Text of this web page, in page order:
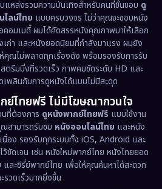
ดี (94)
(1,513)
(17)
(61)
(227)
(36)
แหล่งรวมความบันเทิงสำหรับคนที่ชื่นชอบ ดู
ไลน์ไทย แบบครบวงจร ไม่ว่าคุณจะชอบหนัง
อมเมดี้ ผมได้คัดสรรหนังคุณภาพมาให้เลือก
เก่า และหนังยอดนิยมที่กำลังมาแรง ผมยัง
คุณไม่พลาดทุกเรื่องดัง พร้อมรองรับการรับ
รีมมิ่งที่รวดเร็ว ภาพคมชัดระดับ HD และ
พลินกับการดูหนังได้แบบไม่มีสะดุด
ย์ไทยฟรี ไม่มีโฆษณากวนใจ
ที่ต้องการ ดูหนังพากย์ไทยฟรี แบบใช้งาน
สามารถรับชม หนังออนไลน์ไทย และหนัง
อง รองรับทุกระบบทั้ง iOS, Android และ
ดเจน เช่น หนังใหม่พากย์ไทย หนังไทยยอด
ะซีรี่ย์พากย์ไทย เพื่อให้คุณค้นหาได้สะดวก
รวดเร็วมากยิ่งขึ้น